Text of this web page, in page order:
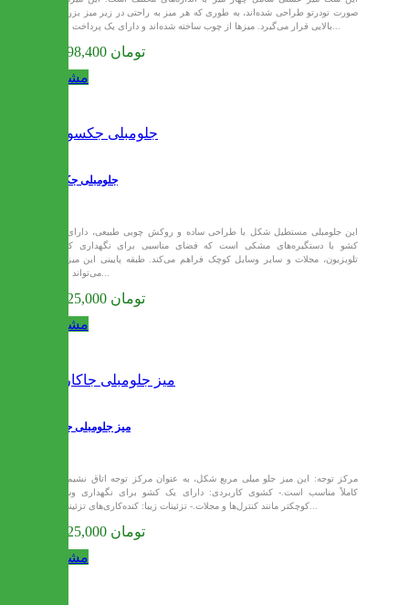
صورت تودرتو طراحی شده‌اند، به طوری که هر میز به راحتی در زیر میز بزرگ‌تر
بالایی قرار می‌گیرد. میزها از چوب ساخته شده‌اند و دارای یک پرداخت براق...
31,298,400 تومان
مشاهده
جلومبلی جکسون
این جلومبلی مستطیل شکل با طراحی ساده و روکش چوبی طبیعی، دارای سه
کشو با دستگیره‌های مشکی است که فضای مناسبی برای نگهداری کنترل
تلویزیون، مجلات و سایر وسایل کوچک فراهم می‌کند. طبقه پایینی این میز نیز
می‌تواند برای...
31,125,000 تومان
مشاهده
میز جلومبلی جاکارتا
کاملاً مناسب است.- کشوی کاربردی: دارای یک کشو برای نگهداری وسایل
31,125,000 تومان
مشاهده